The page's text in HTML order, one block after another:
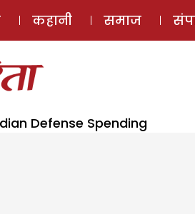
कहानी समाज
Defense Spending